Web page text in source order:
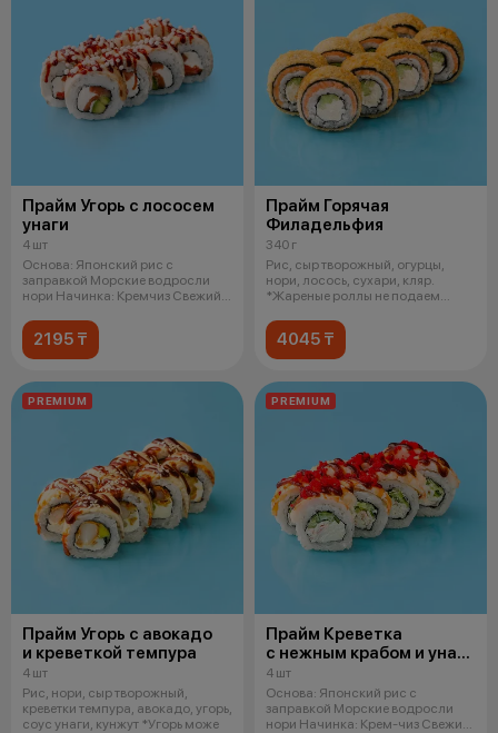
Прайм Угорь с лососем
унаги
4 шт
Основа: Японский рис с
заправкой Морские водросли
нори Начинка: Кремчиз Свежий
2195 ₸
Прайм Горячая
Филадельфия
340 г
Рис, сыр творожный, огурцы,
нори, лосось, сухари, кляр.
*Жареные роллы не подаем
4045 ₸
PREMIUM
Прайм Угорь с авокадо
и креветкой темпура
4 шт
Рис, нори, сыр творожный,
креветки темпура, авокадо, угорь,
соус унаги, кунжут *Угорь може
PREMIUM
Прайм Креветка
с нежным крабом и унаги
соусом
4 шт
Основа: Японский рис с
заправкой Морские водросли
нори Начинка: Крем-чиз Свежий